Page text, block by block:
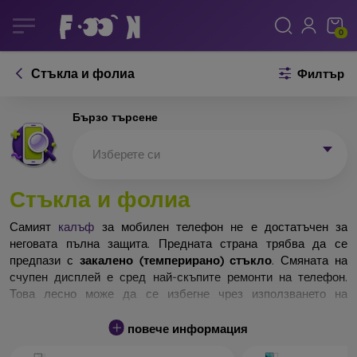
0
Стъкла и фолиа Филтър
Бързо търсене
Изберете си
Стъкла и фолиа
Самият калъф за мобилен телефон не е достатъчен за
неговата пълна защита. Предната страна трябва да се
предпази с закалено (темперирано) стъкло. Смяната на
счупен дисплей е сред най-скъпите ремонти на телефон.
Това лесно може да се избегне чрез използването на
Неразбиваемо стъкло за телефон не съществува, но при
повече информация